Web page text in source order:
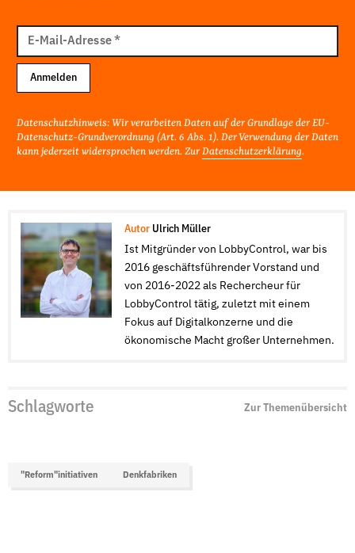
Mail
Adresse
E-Mail-Adresse*
Anmelden
Datenschutzhinweis: Wir verarbeiten Daten auf der Grundlage der EU-
Datenschutz-Grundverordnung (Art. 6 Abs. 1). Der Verwendung der Daten
kann jederzeit widersprochen werden. Zur Datenschutzerklärung.
Autor Ulrich Müller
Ist Mitgründer von LobbyControl, war bis
2016 geschäftsführender Vorstand und
von 2016-2022 als Rechercheur für
LobbyControl tätig, zuletzt mit einem
Fokus auf Digitalkonzerne und die
ökonomische Macht großer Unternehmen.
Schlagworte Zur Themenübersicht
"Reform"initiativen Denkfabriken